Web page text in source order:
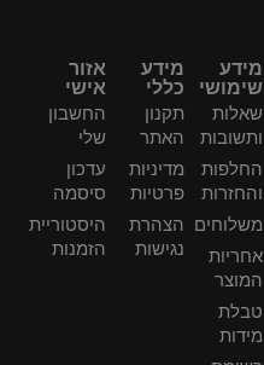
מידע
שימושי
שאלות
ותשובות
החלפות
והחזרות
משלוחים
אחריות
המוצר
טבלת
מידות
מידע
כללי
תקנון
האתר
מדיניות
פרטיות
הצהרת
נגישות
אזור
אישי
החשבון
שלי
עדכון
סיסמה
היסטוריית
הזמנות